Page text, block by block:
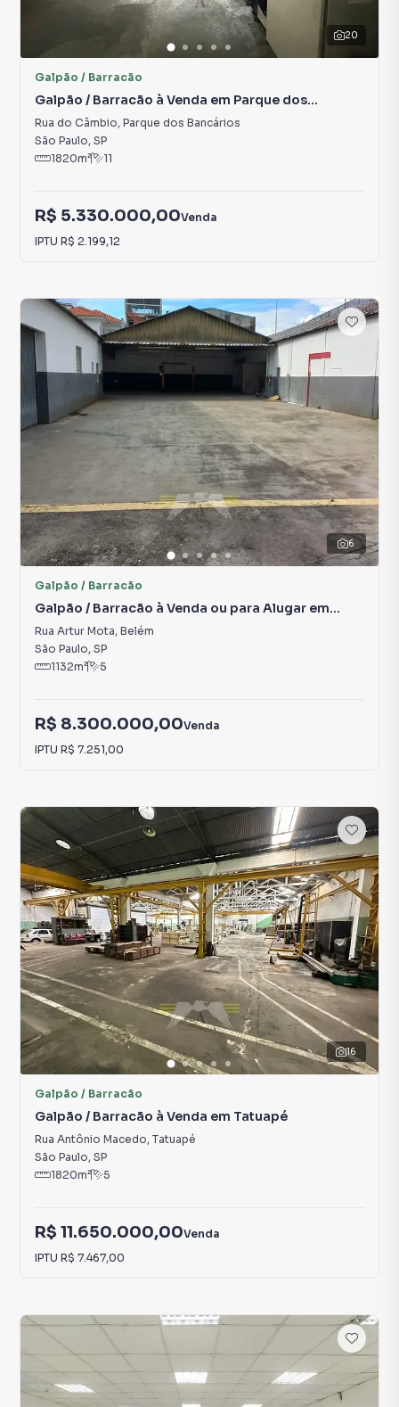
20
Galpão / Barracão
Galpão / Barracão à Venda em Parque dos
Bancários
Rua do Câmbio, Parque dos Bancários
São Paulo, SP
1820m² 11
R$ 5.330.000,00Venda
IPTU R$ 2.199,12
6
Galpão / Barracão
Galpão / Barracão à Venda ou para Alugar em
Belém
Rua Artur Mota, Belém
São Paulo, SP
1132m² 5
R$ 8.300.000,00Venda
IPTU R$ 7.251,00
16
Galpão / Barracão
Galpão / Barracão à Venda em Tatuapé
Rua Antônio Macedo, Tatuapé
São Paulo, SP
1820m² 5
R$ 11.650.000,00Venda
IPTU R$ 7.467,00